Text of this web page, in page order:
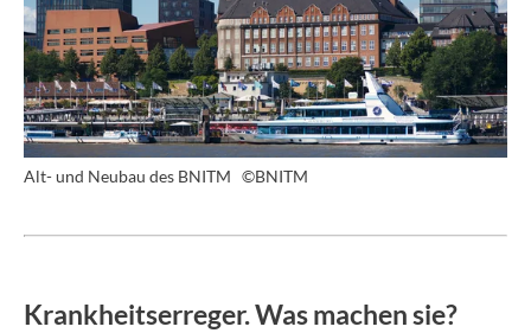
Alt- und Neubau des BNITM ©BNITM
Krankheitserreger. Was machen sie?